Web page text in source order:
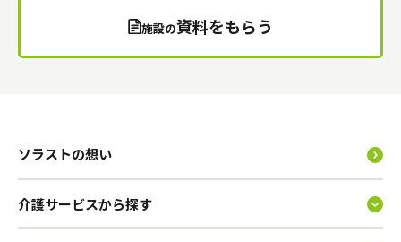
施設の資料をもらう
ソラストの想い
介護サービスから探す